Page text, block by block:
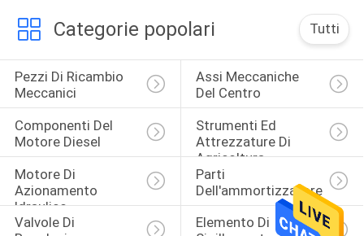
Categorie popolari Tutti
Pezzi Di Ricambio
Meccanici
Assi Meccaniche
Del Centro
Componenti Del
Motore Diesel
Strumenti Ed
Attrezzature Di
Agricoltura
Motore Di
Azionamento
Idraulico
Parti
Dell'ammortizzatore
Valvole Di
Elemento Di